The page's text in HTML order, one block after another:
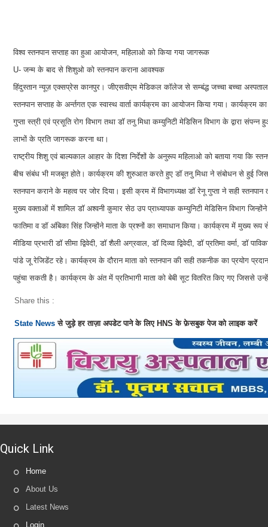
विश्व स्तनपान सप्ताह का हुआ आयोजन, महिलाओ को किया गया जागरूक
U- जन्म के बाद से शिशुओ को स्तनपान कराना आवश्यक
हिंदुस्तान न्यूज़ एक्सप्रेस कानपुर। जीएसवीएम मेडिकल कॉलेज से सम्बंद्ध जच्चा बच्चा अस्पताल
स्तनपान सप्ताह के अर्न्तगत एक स्वास्थ वार्ता कार्यक्रम का आयोजन किया गया। कार्यक्रम का
गुप्ता स्त्री एवं प्रसूति रोग विभाग तथा डॉ तनु मिधा कम्युनिटी मेडिसिन विभाग के द्वारा
लाभों के प्रति जागरूक करना था।
राष्ट्रीय शिशु एवं बाल्यकाल आहार के दिशा निर्देशों के अनुरूप महिलाओ को बताया गया कि
बीच संबंध भी मजबूत होते। कार्यक्रम की शुरुआत करते हुए डॉ तनु मिधा ने संबोधन से हुई
स्तनपान कराने के महत्व पर जोर दिया। इसी क्रम में विभागध्यक्ष डॉ रेनू गुप्ता ने सही
मुख्य वक्ताओं में शामिल डॉ अश्वनी कुमार सेठ उप प्राध्यापक कम्युनिटी मेडिसिन विभाग
फातिमा व डॉ अंबिका सिंह जिन्होंने माता के प्रश्नों का समाधान किया। कार्यक्रम में मुख्य रूप
मीडिया प्रभारी डॉ सीमा द्विवेदी, डॉ शैली अग्रवाल, डॉ दिव्या द्विवेदी, डॉ प्रतिमा वर्मा,
पांडे जू रेजिडेंट रहे। कार्यक्रम के दौरान माता को स्तनपान की सही तकनीक का प्रयोग
पहुंचा सकती है। कार्यक्रम के अंत में प्रतिभागी माता को बेबी सूट वितरित किए गए जिससे
Share this :
State News से जुड़े हर ताज़ा अपडेट पाने के लिए HNS के फ़ेसबुक पेज को लाइक करें
Quick Link
Home
About Us
Latest News
Login